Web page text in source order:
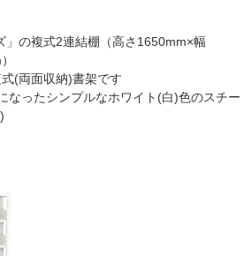
」の複式2連結棚（高さ1650mm×幅
(両面収納)書架です
なったシンプルなホワイト(白)色のスチー